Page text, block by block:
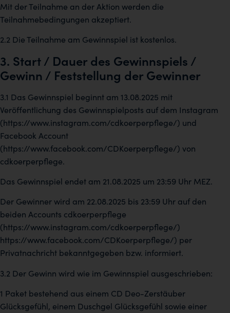
Mit der Teilnahme an der Aktion werden die
Teilnahmebedingungen akzeptiert.
2.2 Die Teilnahme am Gewinnspiel ist kostenlos.
3. Start / Dauer des Gewinnspiels /
Gewinn / Feststellung der Gewinner
3.1 Das Gewinnspiel beginnt am 13.08.2025 mit
Veröffentlichung des Gewinnspielposts auf dem Instagram
(https://www.instagram.com/cdkoerperpflege/) und
Facebook Account
(https://www.facebook.com/CDKoerperpflege/) von
cdkoerperpflege.
Das Gewinnspiel endet am 21.08.2025 um 23:59 Uhr MEZ.
Der Gewinner wird am 22.08.2025 bis 23:59 Uhr auf den
beiden Accounts cdkoerperpflege
(https://www.instagram.com/cdkoerperpflege/)
https://www.facebook.com/CDKoerperpflege/) per
Privatnachricht bekanntgegeben bzw. informiert.
3.2 Der Gewinn wird wie im Gewinnspiel ausgeschrieben:
1 Paket bestehend aus einem CD Deo-Zerstäuber
Glücksgefühl, einem Duschgel Glücksgefühl sowie einer